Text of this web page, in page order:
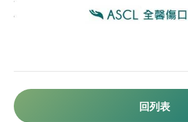
回列表